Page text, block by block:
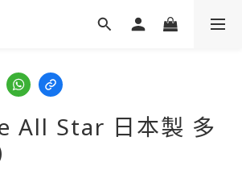
All Star 日本製 多